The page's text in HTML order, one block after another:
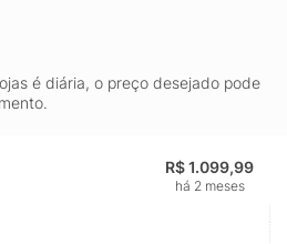
é diária, o preço desejado pode
R$ 1.099,99
há 2 meses